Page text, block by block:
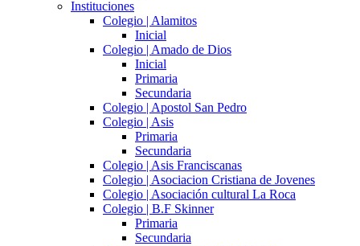
Instituciones
Colegio | Alamitos
Inicial
Colegio | Amado de Dios
Inicial
Primaria
Secundaria
Colegio | Apostol San Pedro
Colegio | Asis
Primaria
Secundaria
Colegio | Asis Franciscanas
Colegio | Asociacion Cristiana de Jovenes
Colegio | Asociación cultural La Roca
Colegio | B.F Skinner
Primaria
Secundaria